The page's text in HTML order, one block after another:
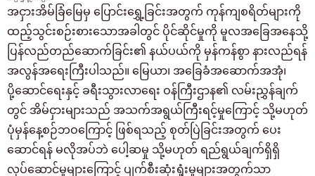
အငှားအိမ်ခြံမြေမှ ပြောင်းရွှေ့ခြင်းအတွက် ကုန်ကျစရိတ်များကို
ထည့်သွင်းစဉ်းစားသောအခါတွင် ပိုင်ဆိုင်မှုကို မူလအခြေအနေသို့
ပြန်လည်တည်ဆောက်ခြင်း၏ နယ်ပယ်ကို မှန်ကန်စွာ နားလည်ရန်
အလွန်အရေးကြီးပါသည်။ မြေယာ၊ အခြေခံအဆောက်အအုံ၊
ပို့ဆောင်ရေးနှင့် ခရီးသွားလာရေး ဝန်ကြီးဌာန၏ လမ်းညွှန်ချက်
တွင် အိမ်ငှားများသည် အသက်အရွယ်ကြီးရင့်မှုကြောင့် သို့မဟုတ်
ပုံမှန်နေ့စဉ်ဘဝကြောင့် ဖြစ်ရသည့် စုတ်ပြဲခြင်းအတွက် ပေး
ဆောင်ရန် မလိုအပ်ဘဲ ပေါ့ဆမှု သို့မဟုတ် ရည်ရွယ်ချက်ရှိရှိ
လုပ်ဆောင်မှုများကြောင့် ပျက်စီးဆုံးရှုံးမှုများအတွက်သာ